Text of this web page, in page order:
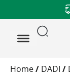
Trattamento
Home/ DADI /